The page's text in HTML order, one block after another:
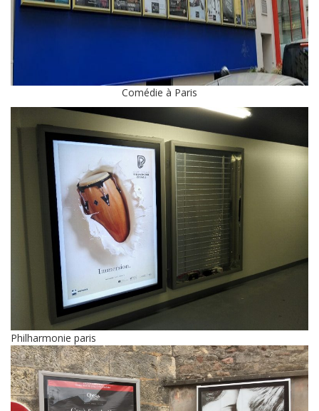
Comédie à Paris
Philharmonie paris